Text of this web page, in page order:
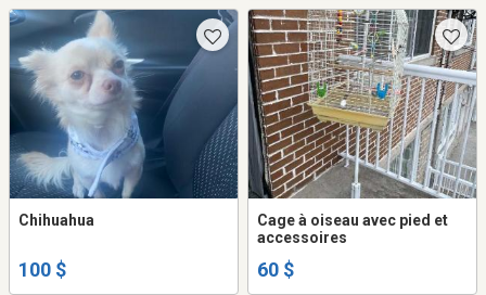
Chihuahua
100 $
Cage à oiseau avec pied et
accessoires
60 $